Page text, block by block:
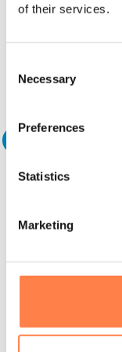
of their services.
Selection
Necessary
Preferences
Statistics
Marketing
kledinglijn
Andere